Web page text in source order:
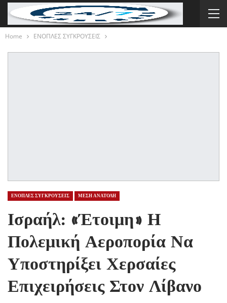
Home ΕΝΟΠΛΕΣ ΣΥΓΚΡΟΥΣΕΙΣ
ΕΝΟΠΛΕΣ ΣΥΓΚΡΟΥΣΕΙΣ ΜΕΣΗ ΑΝΑΤΟΛΗ
Ισραήλ: «Έτοιμη» Η
Πολεμική Αεροπορία Να
Υποστηρίξει Χερσαίες
Επιχειρήσεις Στον Λίβανο